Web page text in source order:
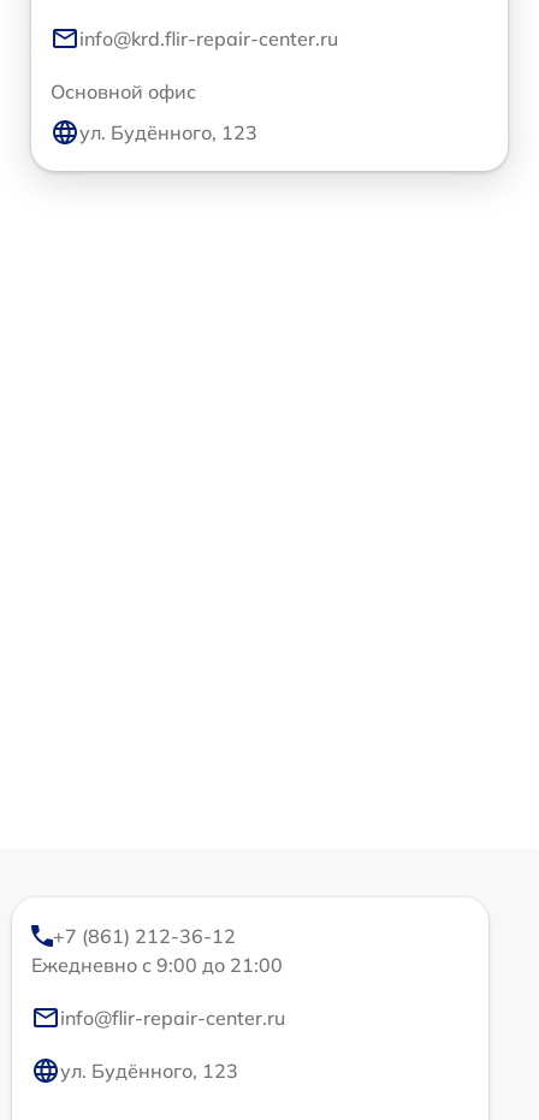
info@krd.flir-repair-center.ru
Основной офис
ул. Будённого, 123
+7 (861) 212-36-12
Ежедневно с 9:00 до 21:00
info@flir-repair-center.ru
ул. Будённого, 123